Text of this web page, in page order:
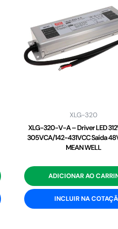
XLG-320
XLG-320-V-A – Driver LED
305VCA/142-431VCC Saída
MEAN WELL
ADICIONAR AO
INCLUIR NA